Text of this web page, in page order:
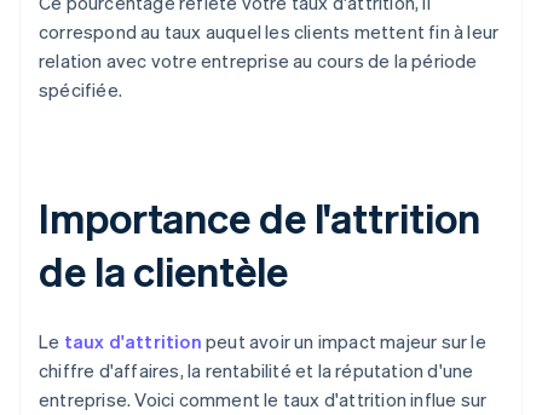
correspond au taux auquel les clients mettent fin à leur
relation avec votre entreprise au cours de la période
spécifiée.
Importance de l'attrition
de la clientèle
Le taux d'attrition peut avoir un impact majeur sur le
chiffre d'affaires, la rentabilité et la réputation d'une
entreprise. Voici comment le taux d'attrition influe sur